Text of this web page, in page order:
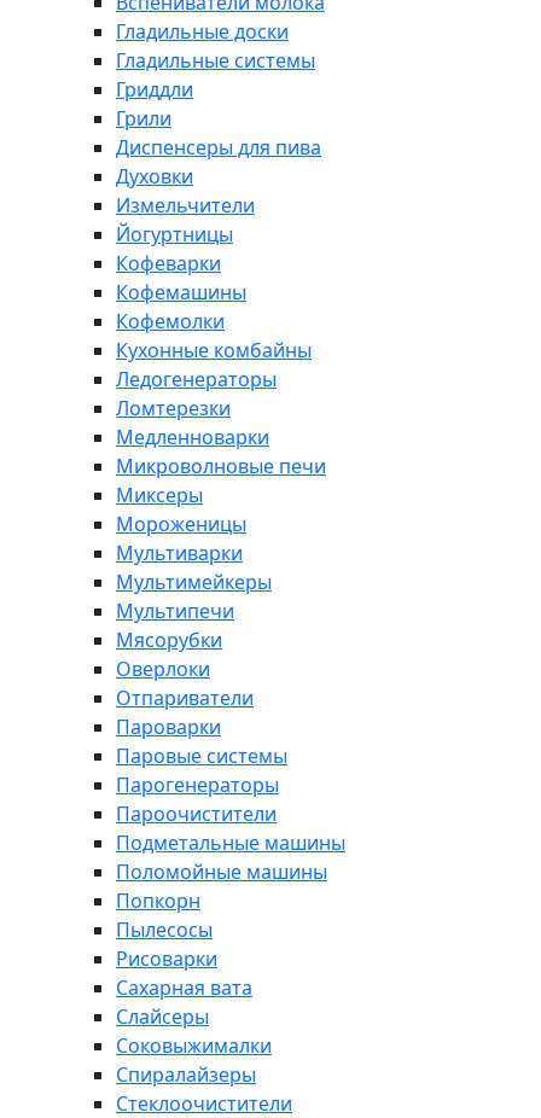
Гладильные доски
Гладильные системы
Гриддли
Грили
Диспенсеры для пива
Духовки
Измельчители
Йогуртницы
Кофеварки
Кофемашины
Кофемолки
Кухонные комбайны
Ледогенераторы
Ломтерезки
Медленноварки
Микроволновые печи
Миксеры
Мороженицы
Мультиварки
Мультимейкеры
Мультипечи
Мясорубки
Оверлоки
Отпариватели
Пароварки
Паровые системы
Парогенераторы
Пароочистители
Подметальные машины
Поломойные машины
Попкорн
Пылесосы
Рисоварки
Сахарная вата
Слайсеры
Соковыжималки
Спиралайзеры
Стеклоочистители